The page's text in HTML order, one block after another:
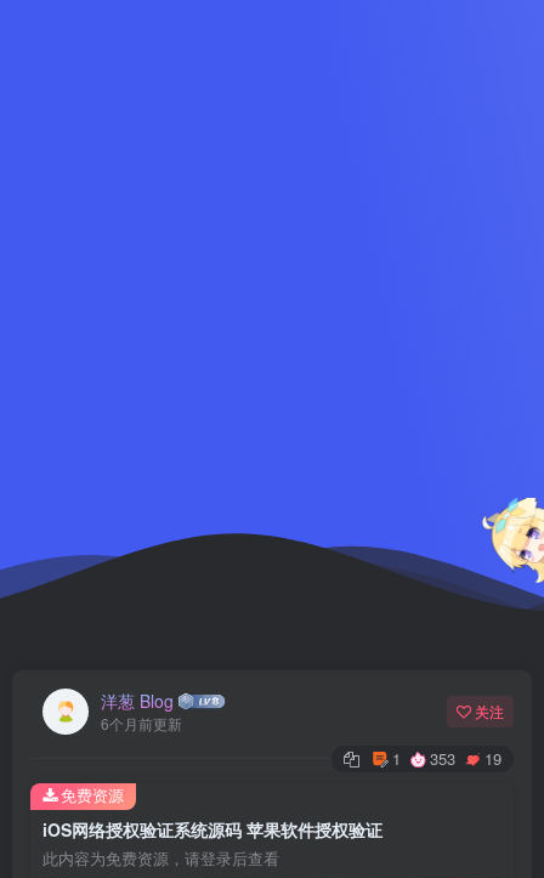
洋葱 Blog
6个月前更新
关注
1 353 19
iOS网络授权验证系统源码 苹果软件授权验证
此内容为免费资源，请登录后查看
免费资源